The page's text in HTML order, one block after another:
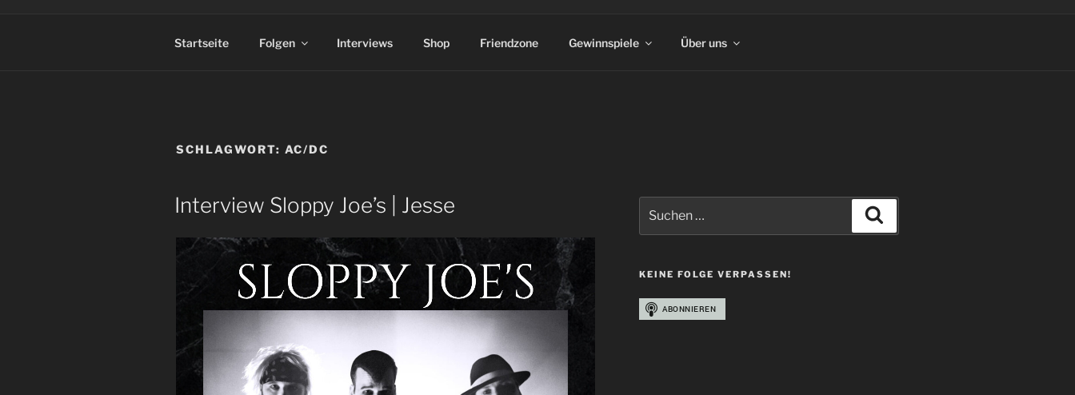
Startseite Folgen Interviews Shop Friendzone Gewinnspiele Über uns
SCHLAGWORT: AC/DC
Interview Sloppy Joe’s | Jesse
nach:
KEINE FOLGE VERPASSEN!